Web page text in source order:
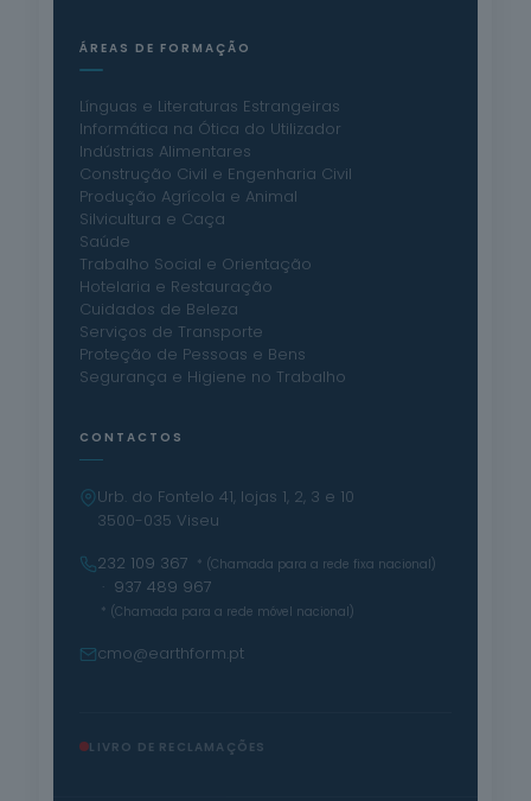
ÁREAS DE FORMAÇÃO
Línguas e Literaturas Estrangeiras
Informática na Ótica do Utilizador
Indústrias Alimentares
Construção Civil e Engenharia Civil
Produção Agrícola e Animal
Silvicultura e Caça
Saúde
Trabalho Social e Orientação
Hotelaria e Restauração
Cuidados de Beleza
Serviços de Transporte
Proteção de Pessoas e Bens
Segurança e Higiene no Trabalho
CONTACTOS
Urb. do Fontelo 41, lojas 1, 2, 3 e 10
3500-035 Viseu
232 109 367
* (Chamada para a rede fixa nacional)
· 937 489 967
* (Chamada para a rede móvel nacional)
cmo@earthform.pt
LIVRO DE RECLAMAÇÕES